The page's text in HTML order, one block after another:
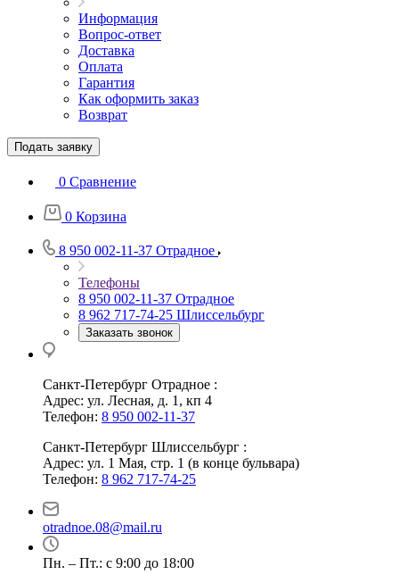
Информация
Вопрос-ответ
Доставка
Оплата
Гарантия
Как оформить заказ
Возврат
Подать заявку
0 Сравнение
0 Корзина
8 950 002-11-37 Отрадное
Телефоны
8 950 002-11-37 Отрадное
8 962 717-74-25 Шлиссельбург
Заказать звонок
Санкт-Петербург Отрадное :
Адрес: ул. Лесная, д. 1, кп 4
Телефон: 8 950 002-11-37
Санкт-Петербург Шлиссельбург :
Адрес: ул. 1 Мая, стр. 1 (в конце бульвара)
Телефон: 8 962 717-74-25
otradnoe.08@mail.ru
Пн. – Пт.: с 9:00 до 18:00